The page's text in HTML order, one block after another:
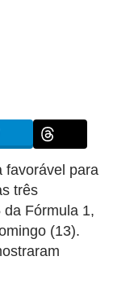
favorável para
três
Fórmula 1,
(13).